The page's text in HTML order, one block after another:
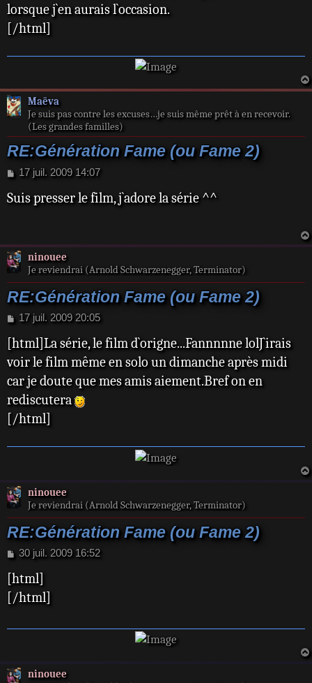
lorsque j`en aurais l`occasion.
[/html]
Maëva
Je suis pas contre les excuses…je suis même prêt à en recevoir.
(Les grandes familles)
RE:Génération Fame (ou Fame 2)
M
s
e
17 juil. 2009 14:07
Suis presser le film, j`adore la série ^^
ninouee
Je reviendrai (Arnold Schwarzenegger, Terminator)
RE:Génération Fame (ou Fame 2)
M
s
a
g
17 juil. 2009 20:05
[html]La série, le film d`origne...Fannnnne lolJ`irais
voir le film même en solo un dimanche après midi
car je doute que mes amis aiement.Bref on en
rediscutera
[/html]
ninouee
Je reviendrai (Arnold Schwarzenegger, Terminator)
RE:Génération Fame (ou Fame 2)
M
s
s
a
e
30 juil. 2009 16:52
[html]
[/html]
ninouee